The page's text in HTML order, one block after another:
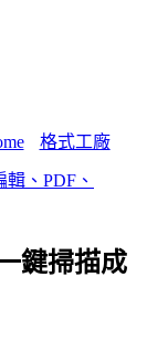
格式工廠
輯、PDF、
鍵掃描成